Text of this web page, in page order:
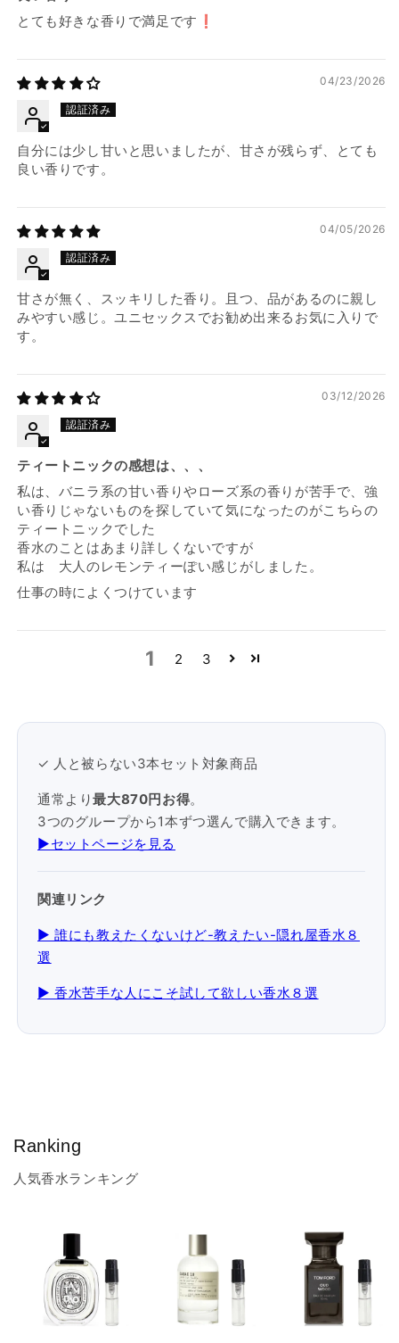
とても好きな香りで満足です❗️
04/23/2026
自分には少し甘いと思いましたが、甘さが残らず、とても
良い香りです。
04/05/2026
甘さが無く、スッキリした香り。且つ、品があるのに親し
みやすい感じ。ユニセックスでお勧め出来るお気に入りで
す。
03/12/2026
ティートニックの感想は、、、
私は、バニラ系の甘い香りやローズ系の香りが苦手で、強
い香りじゃないものを探していて気になったのがこちらの
ティートニックでした
香水のことはあまり詳しくないですが
私は 大人のレモンティーぽい感じがしました。
仕事の時によくつけています
1 2 3
✓ 人と被らない3本セット対象商品
通常より最大870円お得。
3つのグループから1本ずつ選んで購入できます。
▶︎セットページを見る
関連リンク
▶ 誰にも教えたくないけど-教えたい-隠れ屋香水８
選
▶ 香水苦手な人にこそ試して欲しい香水８選
Ranking
人気香水ランキング